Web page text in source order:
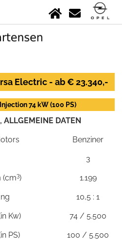
Electric - ab € 23.340,-
74 kW (100 PS)
ALLGEMEINE DATEN
Benziner
3
(cm3) 1.199
10,5 : 1
Kw) 74 / 5.500
PS) 100 / 5.500